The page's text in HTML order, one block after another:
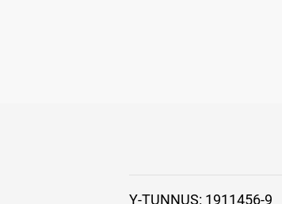
Y-TUNNUS: 1911456-9